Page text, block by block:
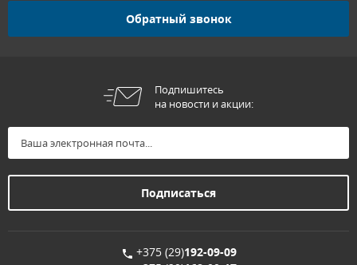
Обратный звонок
Подпишитесь
на новости и акции:
+375 (29)192-09-09